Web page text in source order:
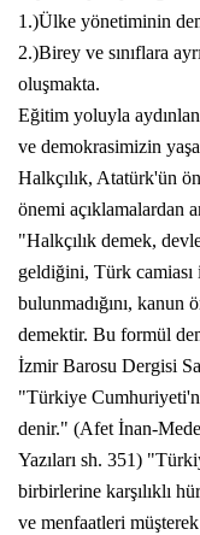
1.)Ülke yönetiminin
2.)Birey ve sınıflara
oluşmakta.
Eğitim yoluyla
ve demokrasimizin
Halkçılık, Atatürk'ün
önemi açıklamalardan
"Halkçılık demek,
geldiğini, Türk camiası
bulunmadığını, kanun
demektir. Bu formül
İzmir Barosu Dergisi
"Türkiye
denir." (Afet İnan-
Yazıları sh. 351)
birbirlerine karşılıklı
ve menfaatleri